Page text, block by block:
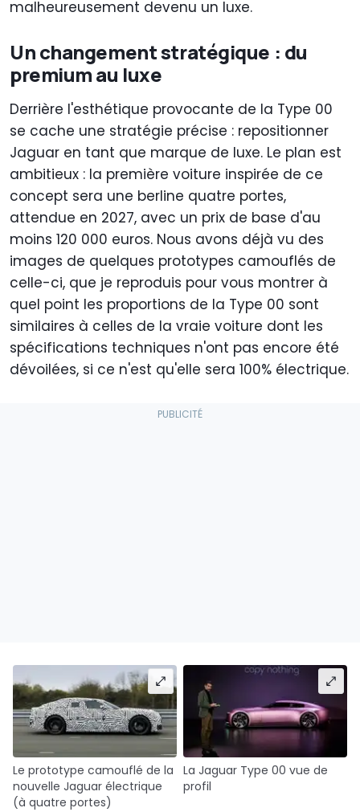
malheureusement devenu un luxe.
Un changement stratégique : du
premium au luxe
Derrière l'esthétique provocante de la Type 00
se cache une stratégie précise : repositionner
Jaguar en tant que marque de luxe. Le plan est
ambitieux : la première voiture inspirée de ce
concept sera une berline quatre portes,
attendue en 2027, avec un prix de base d'au
moins 120 000 euros. Nous avons déjà vu des
images de quelques prototypes camouflés de
celle-ci, que je reproduis pour vous montrer à
quel point les proportions de la Type 00 sont
similaires à celles de la vraie voiture dont les
spécifications techniques n'ont pas encore été
dévoilées, si ce n'est qu'elle sera 100% électrique.
Le prototype camouflé de la
nouvelle Jaguar électrique
(à quatre portes)
La Jaguar Type 00 vue de
profil